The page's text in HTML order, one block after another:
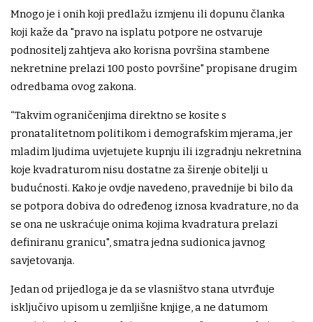
Mnogo je i onih koji predlažu izmjenu ili dopunu članka
koji kaže da "pravo na isplatu potpore ne ostvaruje
podnositelj zahtjeva ako korisna površina stambene
nekretnine prelazi 100 posto površine" propisane drugim
odredbama ovog zakona.
“Takvim ograničenjima direktno se kosite s
pronatalitetnom politikom i demografskim mjerama, jer
mladim ljudima uvjetujete kupnju ili izgradnju nekretnina
koje kvadraturom nisu dostatne za širenje obitelji u
budućnosti. Kako je ovdje navedeno, pravednije bi bilo da
se potpora dobiva do određenog iznosa kvadrature, no da
se ona ne uskraćuje onima kojima kvadratura prelazi
definiranu granicu", smatra jedna sudionica javnog
savjetovanja.
Jedan od prijedloga je da se vlasništvo stana utvrđuje
isključivo upisom u zemljišne knjige, a ne datumom